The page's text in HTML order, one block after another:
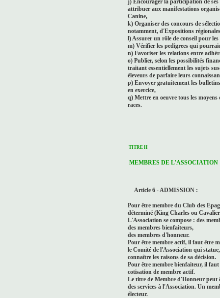
attribuer aux manifestations
Canine,
k) Organiser des concours de
notamment, d'Expositions
l) Assurer un rôle de conseil pour
m) Vérifier les pedigrees qui
n) Favoriser les relations entre
o) Publier, selon les possibilités
traitant essentiellement les sujets
éleveurs de parfaire leurs
p) Envoyer gratuitement les
en exercice,
q) Mettre en oeuvre tous les
races.
TITRE II
MEMBRES DE L'ASSOCIATION
Article 6 - ADMISSION :
Pour être membre du Club des
déterminé (King Charles ou
L'Association se compose : des
des membres bienfaiteurs,
des membres d'honneur.
Pour être membre actif, il faut être
le Comité de l'Association qui
connaître les raisons de sa décision.
Pour être membre bienfaiteur, il
cotisation de membre actif.
Le titre de Membre d'Honneur peut
des services à l'Association. Un
électeur.